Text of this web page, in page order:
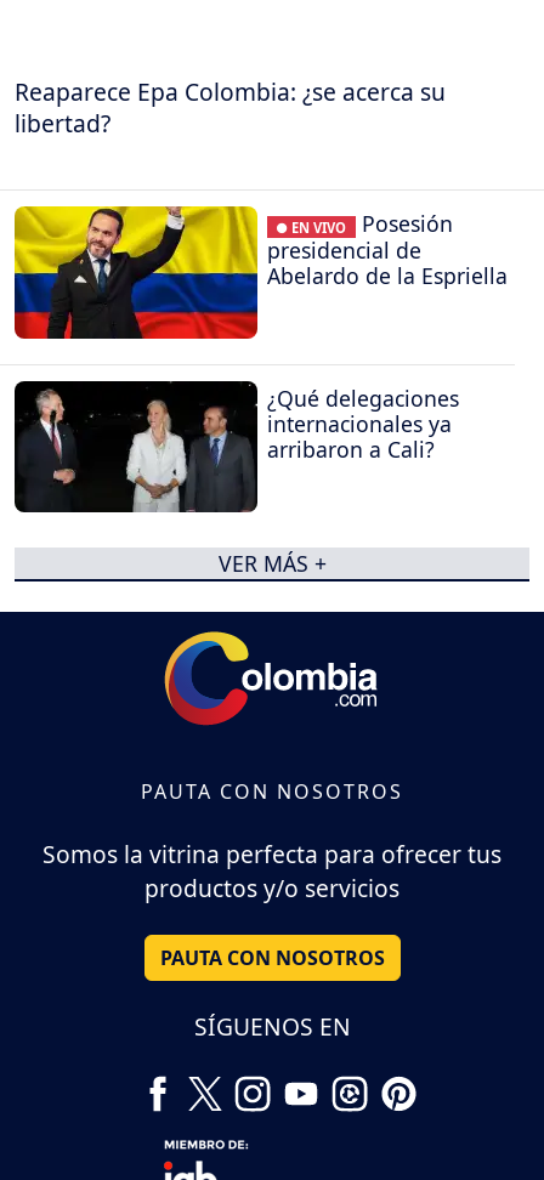
Reaparece Epa Colombia: ¿se acerca su
libertad?
● EN VIVO
Posesión
presidencial de
Abelardo de la Espriella
¿Qué delegaciones
internacionales ya
arribaron a Cali?
VER MÁS +
PAUTA CON NOSOTROS
Somos la vitrina perfecta para ofrecer tus
productos y/o servicios
PAUTA CON NOSOTROS
SÍGUENOS EN